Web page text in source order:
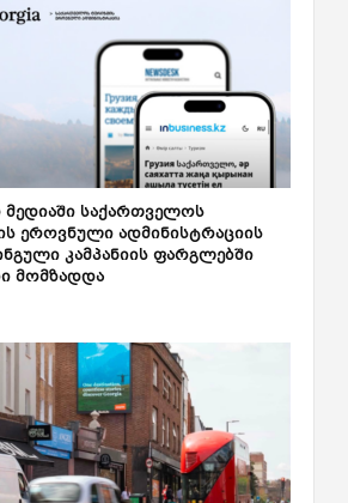
მედიაში საქართველოს
ეროვნული ადმინისტრაციის
კამპანიის ფარგლებში
მომზადდა